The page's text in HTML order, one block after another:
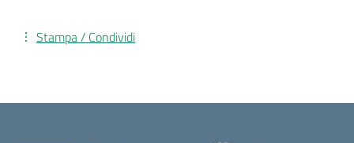
Stampa / Condividi